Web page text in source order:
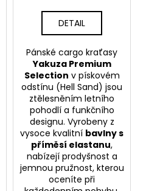
DETAIL
Pánské cargo kraťasy
Yakuza Premium
Selection v pískovém
odstínu (Hell Sand) jsou
ztělesněním letního
pohodlí a funkčního
designu. Vyrobeny z
vysoce kvalitní bavlny s
příměsí elastanu,
nabízejí prodyšnost a
jemnou pružnost, kterou
oceníte při